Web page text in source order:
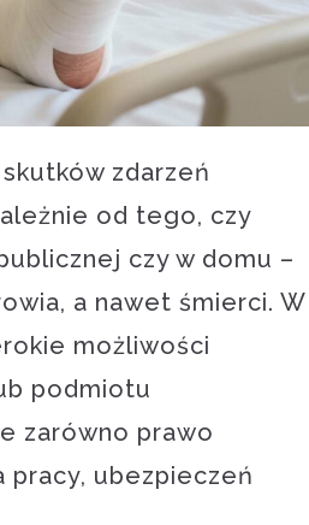
zdarzeń
od tego, czy
czy w domu –
a nawet śmierci. W
możliwości
podmiotu
zarówno prawo
pracy, ubezpieczeń